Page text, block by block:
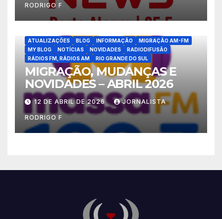
RODRIGO F
ATUALIZAÇÕES BLOG INFORMAÇÃO
MIGRAÇÃO AM-FM
MY BLOG
NOTÍCIAS NOVIDADES
RADIODIFUSÃO
RÁDIOS FM, RÁDIOS AM
RIO GRANDE DO SUL
MIGRAÇÃO, MUDANÇAS E
NOVIDADES – ABRIL 2026
12 DE ABRIL DE 2026 JORNALISTA
RODRIGO F